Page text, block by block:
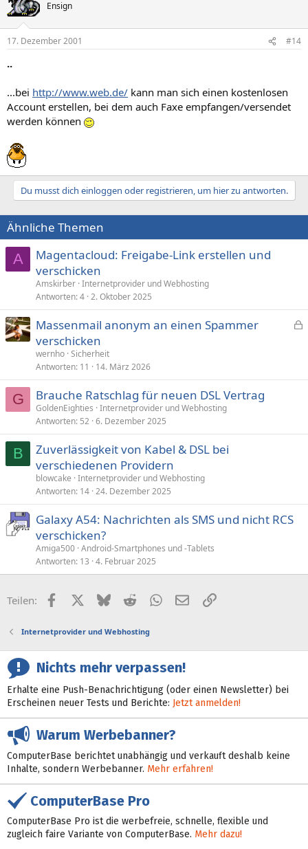
Ensign
17. Dezember 2001 #14
..
...bei http://www.web.de/ kann man sich einen kostenlosen
Account erstellen, bei dem auch Faxe empfangen/versendet
werden können
Du musst dich einloggen oder registrieren, um hier zu antworten.
Ähnliche Themen
A
Magentacloud: Freigabe-Link erstellen und
verschicken
Amskirber Internetprovider und Webhosting
Antworten 4 2. Oktober 2025
e
Massenmail anonym an einen Spammer
verschicken
wernho Sicherheit
Antworten 11 14. März 2026
G Brauche Ratschlag für neuen DSL Vertrag
GoldenEighties Internetprovider und Webhosting
Antworten 52 6. Dezember 2025
B
Zuverlässigkeit von Kabel & DSL bei
verschiedenen Providern
blowcake Internetprovider und Webhosting
Antworten 14 24. Dezember 2025
Galaxy A54: Nachrichten als SMS und nicht RCS
verschicken?
Amiga500 Android-Smartphones und -Tablets
Antworten 13 4. Februar 2025
Teilen: FacebookX (Twitter)
BlueskyRedditWhatsApp
E-MailLink
Internetprovider und Webhosting
Nichts mehr verpassen!
Erhalte eine Push-Benachrichtigung (oder einen Newsletter) bei
Erscheinen neuer Tests und Berichte: Jetzt anmelden!
Warum Werbebanner?
ComputerBase berichtet unabhängig und verkauft deshalb keine
Inhalte, sondern Werbebanner. Mehr erfahren!
ComputerBase Pro
ComputerBase Pro ist die werbefreie, schnelle, flexible und
zugleich faire Variante von ComputerBase. Mehr dazu!